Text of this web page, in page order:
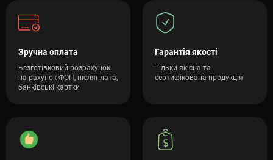
Зручна оплата
Безготівковий розрахунок
на рахунок ФОП, післяплата,
банківські картки
Гарантія якості
Тільки якісна та
сертифікована продукція